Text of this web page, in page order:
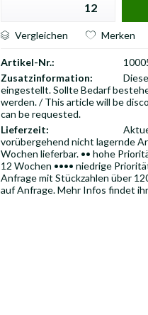
Vergleichen Merken
Artikel-Nr.:
Zusatzinformation:
eingestellt. Sollte Bedarf
werden. / This article will be
can be requested.
Lieferzeit:
vorübergehend nicht lagernde
Wochen lieferbar. •• hohe
12 Wochen •••• niedrige
Anfrage mit Stückzahlen über
auf Anfrage. Mehr Infos findet